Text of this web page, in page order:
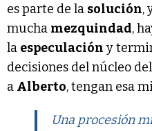
es parte de la solución,
mucha mezquindad,
la especulación y
decisiones del núcleo
a Alberto, tengan esa
Una procesión